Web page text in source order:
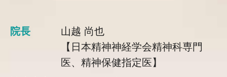
院長
山越 尚也
【日本精神神経学会精神科専門
医、精神保健指定医】